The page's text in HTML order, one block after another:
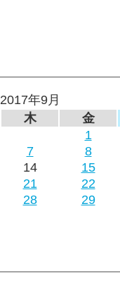
2017年9月
木
金
1
7
8
14
15
21
22
28 29